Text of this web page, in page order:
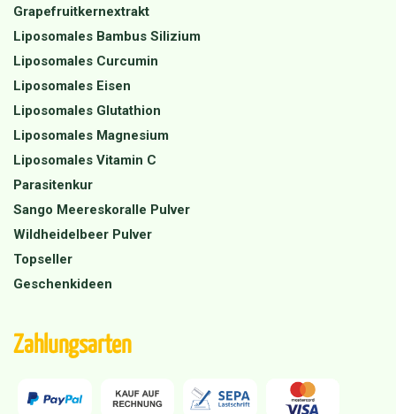
Grapefruitkernextrakt
Liposomales Bambus Silizium
Liposomales Curcumin
Liposomales Eisen
Liposomales Glutathion
Liposomales Magnesium
Liposomales Vitamin C
Parasitenkur
Sango Meereskoralle Pulver
Wildheidelbeer Pulver
Topseller
Geschenkideen
Zahlungsarten